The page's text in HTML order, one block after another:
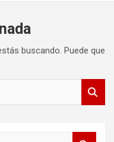
buscando. Puede que